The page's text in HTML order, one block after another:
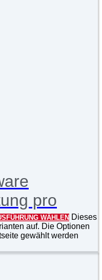
pro
WÄHLEN Dieses
auf. Die Optionen
gewählt werden